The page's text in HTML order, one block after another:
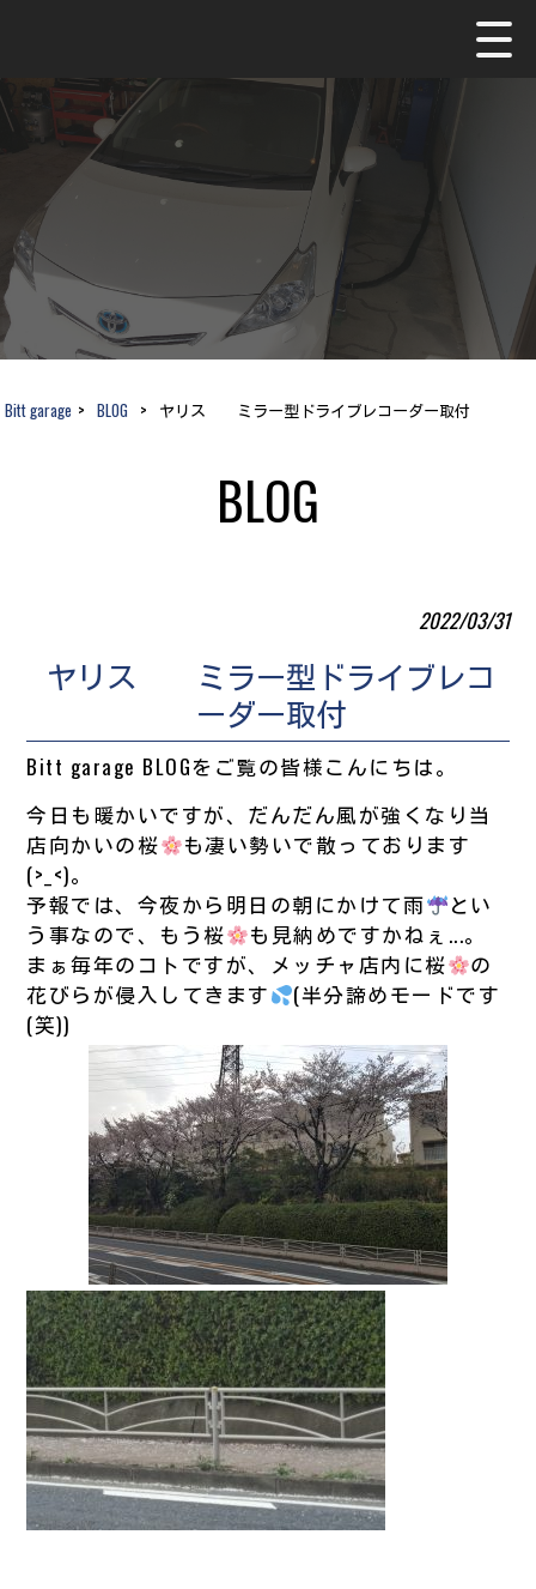
Bitt garage > BLOG > ヤリス ミラー型ドライブレコーダー取付
BLOG
2022/03/31
ヤリス ミラー型ドライブレコ
ーダー取付
Bitt garage BLOGをご覧の皆様こんにちは。
今日も暖かいですが、だんだん風が強くなり当
店向かいの桜
も凄い勢いで散っております
(>_<)。
予報では、今夜から明日の朝にかけて雨
とい
う事なので、もう桜
も見納めですかねぇ...。
まぁ毎年のコトですが、メッチャ店内に桜
の
花びらが侵入してきます
(半分諦めモードです
(笑))